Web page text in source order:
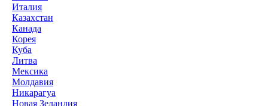
Италия
Казахстан
Канада
Корея
Куба
Литва
Мексика
Молдавия
Никарагуа
Новая Зеландия